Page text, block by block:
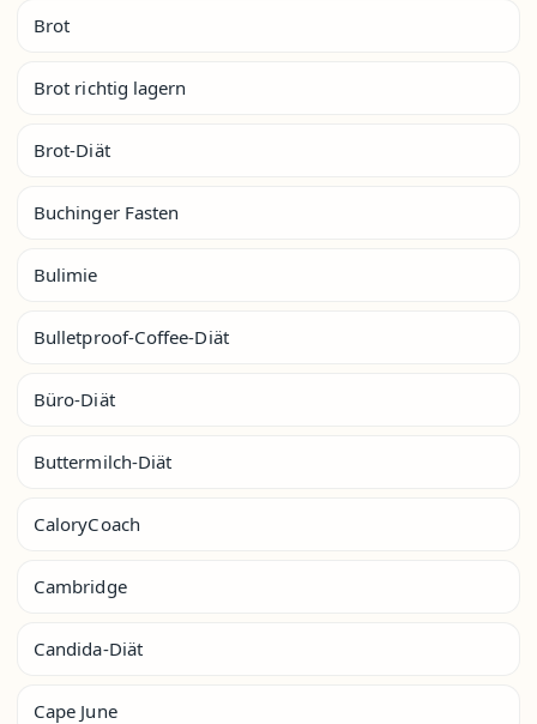
Brot
Brot richtig lagern
Brot-Diät
Buchinger Fasten
Bulimie
Bulletproof-Coffee-Diät
Büro-Diät
Buttermilch-Diät
CaloryCoach
Cambridge
Candida-Diät
Cape June